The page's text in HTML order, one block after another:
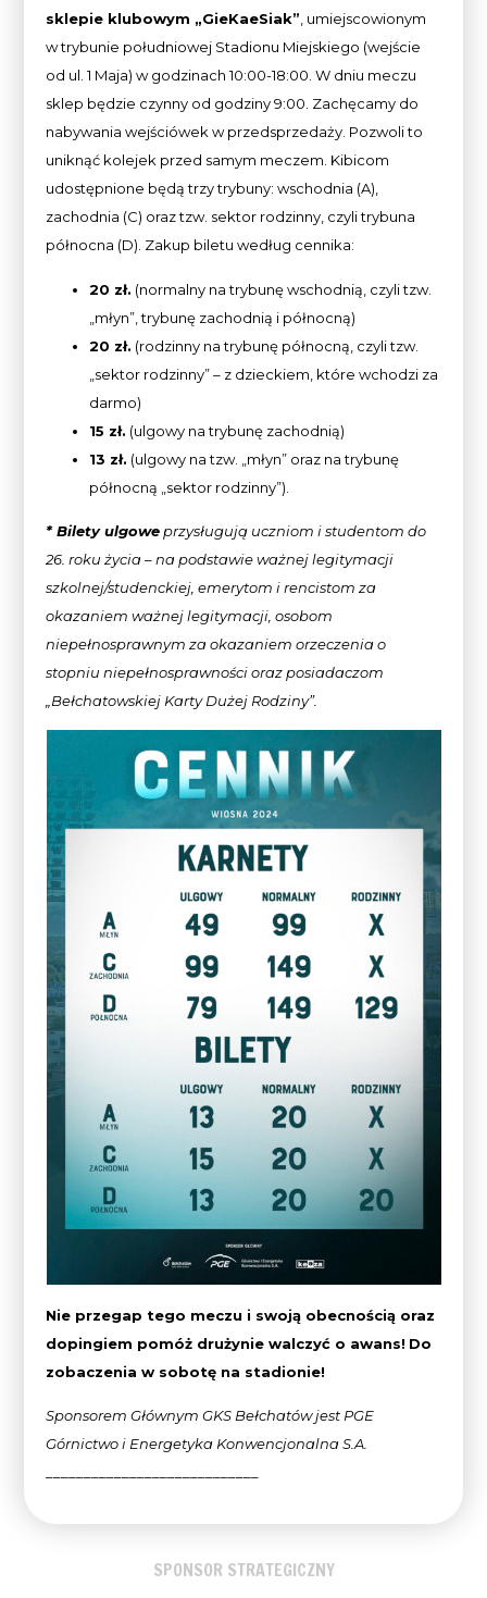
sklepie klubowym „GieKaeSiak”, umiejscowionym
w trybunie południowej Stadionu Miejskiego (wejście
od ul. 1 Maja) w godzinach 10:00-18:00. W dniu meczu
sklep będzie czynny od godziny 9:00. Zachęcamy do
nabywania wejściówek w przedsprzedaży. Pozwoli to
uniknąć kolejek przed samym meczem. Kibicom
udostępnione będą trzy trybuny: wschodnia (A),
zachodnia (C) oraz tzw. sektor rodzinny, czyli trybuna
północna (D). Zakup biletu według cennika:
20 zł. (normalny na trybunę wschodnią, czyli tzw.
„młyn”, trybunę zachodnią i północną)
20 zł. (rodzinny na trybunę północną, czyli tzw.
„sektor rodzinny” – z dzieckiem, które wchodzi za
darmo)
15 zł. (ulgowy na trybunę zachodnią)
13 zł. (ulgowy na tzw. „młyn” oraz na trybunę
północną „sektor rodzinny”).
* Bilety ulgowe przysługują uczniom i studentom do
26. roku życia – na podstawie ważnej legitymacji
szkolnej/studenckiej, emerytom i rencistom za
okazaniem ważnej legitymacji, osobom
niepełnosprawnym za okazaniem orzeczenia o
stopniu niepełnosprawności oraz posiadaczom
„Bełchatowskiej Karty Dużej Rodziny”.
Nie przegap tego meczu i swoją obecnością oraz
dopingiem pomóż drużynie walczyć o awans! Do
zobaczenia w sobotę na stadionie!
Sponsorem Głównym GKS Bełchatów jest PGE
Górnictwo i Energetyka Konwencjonalna S.A.
SPONSOR STRATEGICZNY